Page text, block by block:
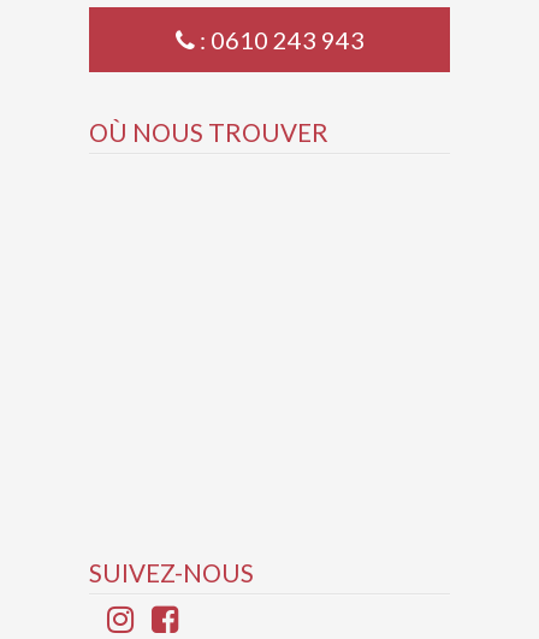
: 0610 243 943
OÙ NOUS TROUVER
SUIVEZ-NOUS